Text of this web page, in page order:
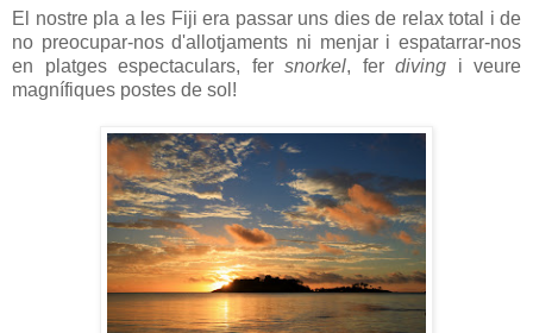
El nostre pla a les Fiji era passar uns dies de relax total i de
no preocupar-nos d'allotjaments ni menjar i espatarrar-nos
en platges espectaculars, fer snorkel, fer diving i veure
magnífiques postes de sol!